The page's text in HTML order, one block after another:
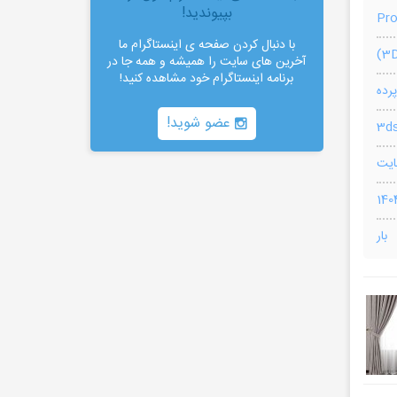
پرده
بار
بپیوندید!
با دنبال کردن صفحه ی اینستاگرام ما
آخرین های سایت را همیشه و همه جا در
برنامه اینستاگرام خود مشاهده کنید!
عضو شوید!